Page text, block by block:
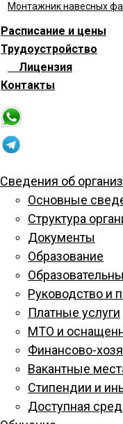
Монтажник навесных
Расписание и цены
Трудоустройство
Лицензия
Контакты
Сведения об
Основные
Структура
Документы
Образование
Руководство и
Платные услуги
МТО и
Финансово-
Вакантные
Стипендии и
Доступная